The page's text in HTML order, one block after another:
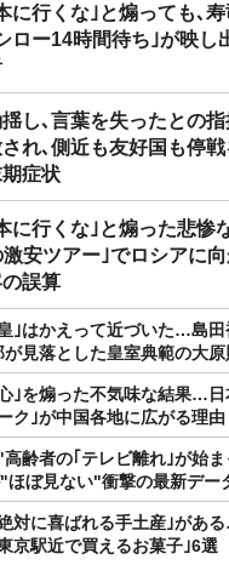
に行くな｣と煽っても､
ロー14時間待ち｣が映し
し､言葉を失ったとの
れ､側近も友好国も停戦
症状
に行くな｣と煽った悲惨
安ツアー｣でロシアに向
誤算
｣はかえって近づいた…島田
見落とした皇室典範の大原
｣を煽った不気味な結果…日
ク｣が中国各地に広がる理由
齢者の｢テレビ離れ｣が始
ほぼ見ない"衝撃の最新デー
対に喜ばれる手土産｣があ
京駅近で買えるお菓子｣6選